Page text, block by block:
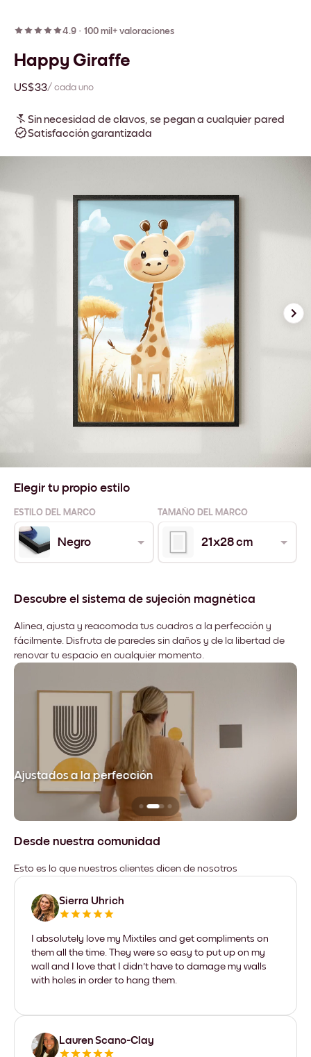
4.9 · 100 mil+ valoraciones
Happy Giraffe
US$33/ cada uno
Sin necesidad de clavos, se pegan a cualquier pared
Satisfacción garantizada
Elegir tu propio estilo
ESTILO DEL MARCO TAMAÑO DEL MARCO
Negro 21x28 cm
Descubre el sistema de sujeción magnética
Alinea, ajusta y reacomoda tus cuadros a la perfección y
fácilmente. Disfruta de paredes sin daños y de la libertad de
renovar tu espacio en cualquier momento.
Ajustados a la perfección
Desde nuestra comunidad
Esto es lo que nuestros clientes dicen de nosotros
Sierra Uhrich
I absolutely love my Mixtiles and get compliments on
them all the time. They were so easy to put up on my
wall and I love that I didn't have to damage my walls
with holes in order to hang them.
Lauren Scano-Clay